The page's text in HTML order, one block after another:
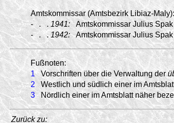
Amtskommissar (Amtsbezirk Libiaz-Maly):
- . . 1941:
Amtskommissar Julius
-
. . 1942: Amtskommissar Julius
Fußnoten:
1
Vorschriften über die Verwaltung der
2
Westlich und südlich einer im
3
Nördlich einer im Amtsblatt näher
Zurück zu: